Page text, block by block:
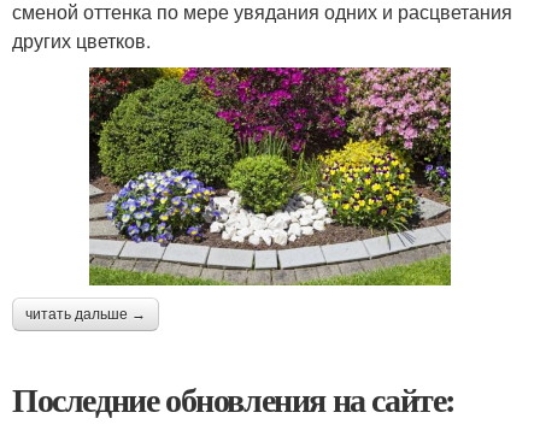
сменой оттенка по мере увядания одних и расцветания
других цветков.
читать дальше →
Последние обновления на сайте: